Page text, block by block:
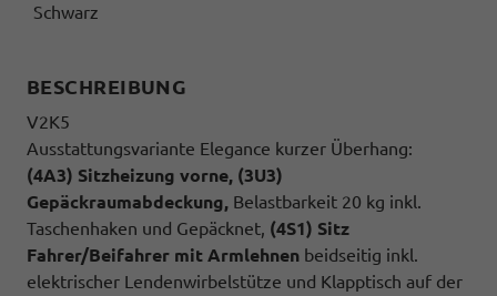
Schwarz
BESCHREIBUNG
V2K5
Ausstattungsvariante Elegance kurzer Überhang:
(4A3) Sitzheizung vorne, (3U3)
Gepäckraumabdeckung, Belastbarkeit 20 kg inkl.
Taschenhaken und Gepäcknet, (4S1) Sitz
Fahrer/Beifahrer mit Armlehnen beidseitig inkl.
elektrischer Lendenwirbelstütze und Klapptisch auf der